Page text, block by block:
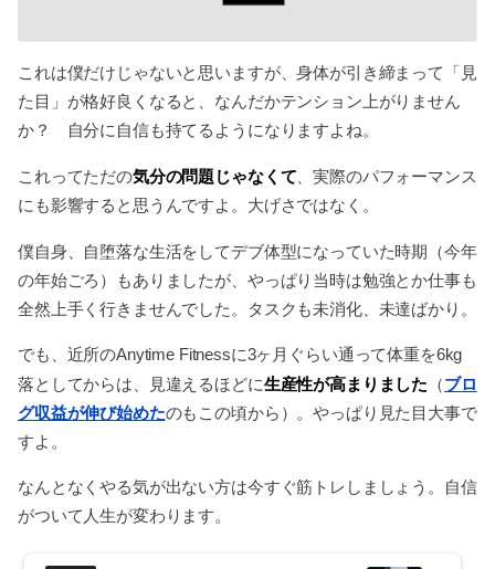
これは僕だけじゃないと思いますが、身体が引き締まって「見
た目」が格好良くなると、なんだかテンション上がりません
か？ 自分に自信も持てるようになりますよね。
これってただの気分の問題じゃなくて 、実際のパフォーマンス
にも影響すると思うんですよ。大げさではなく。
僕自身、自堕落な生活をしてデブ体型になっていた時期（今年
の年始ごろ）もありましたが、やっぱり当時は勉強とか仕事も
全然上手く行きませんでした。タスクも未消化、未達ばかり。
でも、近所のAnytime Fitnessに3ヶ月ぐらい通って体重を6kg
落としてからは、見違えるほどに生産性が高まりました （ブロ
グ収益が伸び始めたのもこの頃から）。やっぱり見た目大事で
すよ。
なんとなくやる気が出ない方は今すぐ筋トレしましょう。自信
がついて人生が変わります。